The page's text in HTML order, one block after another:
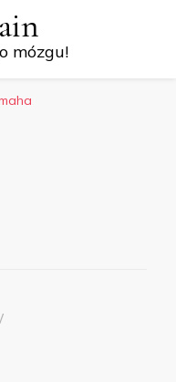
mózgu!